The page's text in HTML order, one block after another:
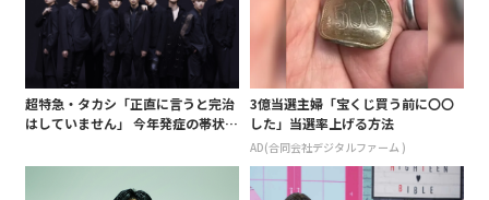
超特急・タカシ「正直に言うと完治
はしていません」 今年発症の帯状疱
白 後遺症も語る
3億当選主婦「宝くじ買う前に〇〇
した」当選率上げる方法
AD(合同会社デジタルファーム )